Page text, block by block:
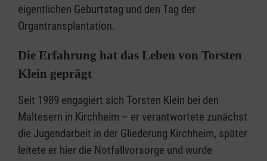
eigentlichen Geburtstag und den Tag der
Organtransplantation.
Die Erfahrung hat das Leben von Torsten
Klein geprägt
Seit 1989 engagiert sich Torsten Klein bei den
Maltesern in Kirchheim – er verantwortete zunächst
die Jugendarbeit in der Gliederung Kirchheim, später
leitete er hier die Notfallvorsorge und wurde